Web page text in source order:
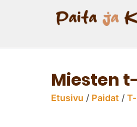
Miesten
Etusivu / Paidat /